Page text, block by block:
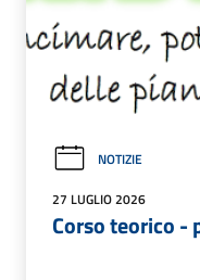
NOTIZIE
27 LUGLIO 2026
Corso teorico -